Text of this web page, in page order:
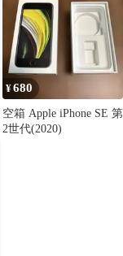
¥680
空箱 Apple iPhone SE 第
2世代(2020)